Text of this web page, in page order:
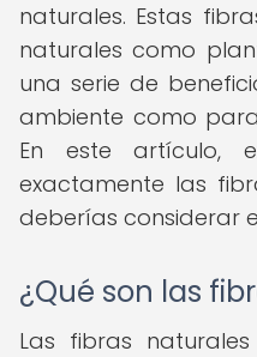
naturales. Estas
naturales como
una serie de
ambiente como
En este artículo,
exactamente las
deberías considerar
¿Qué son las
Las fibras